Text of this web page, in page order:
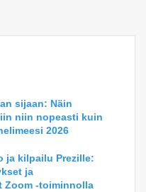
sijaan: Näin
niin nopeasti kuin
2026
ja kilpailu Prezille:
ja
Zoom -toiminnolla